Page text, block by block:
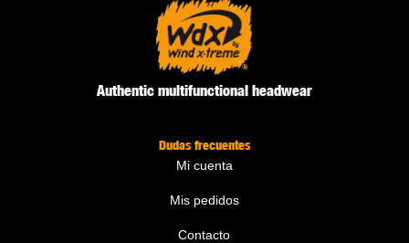
Authentic multifunctional headwear
Dudas frecuentes
Mi cuenta
Mis pedidos
Contacto